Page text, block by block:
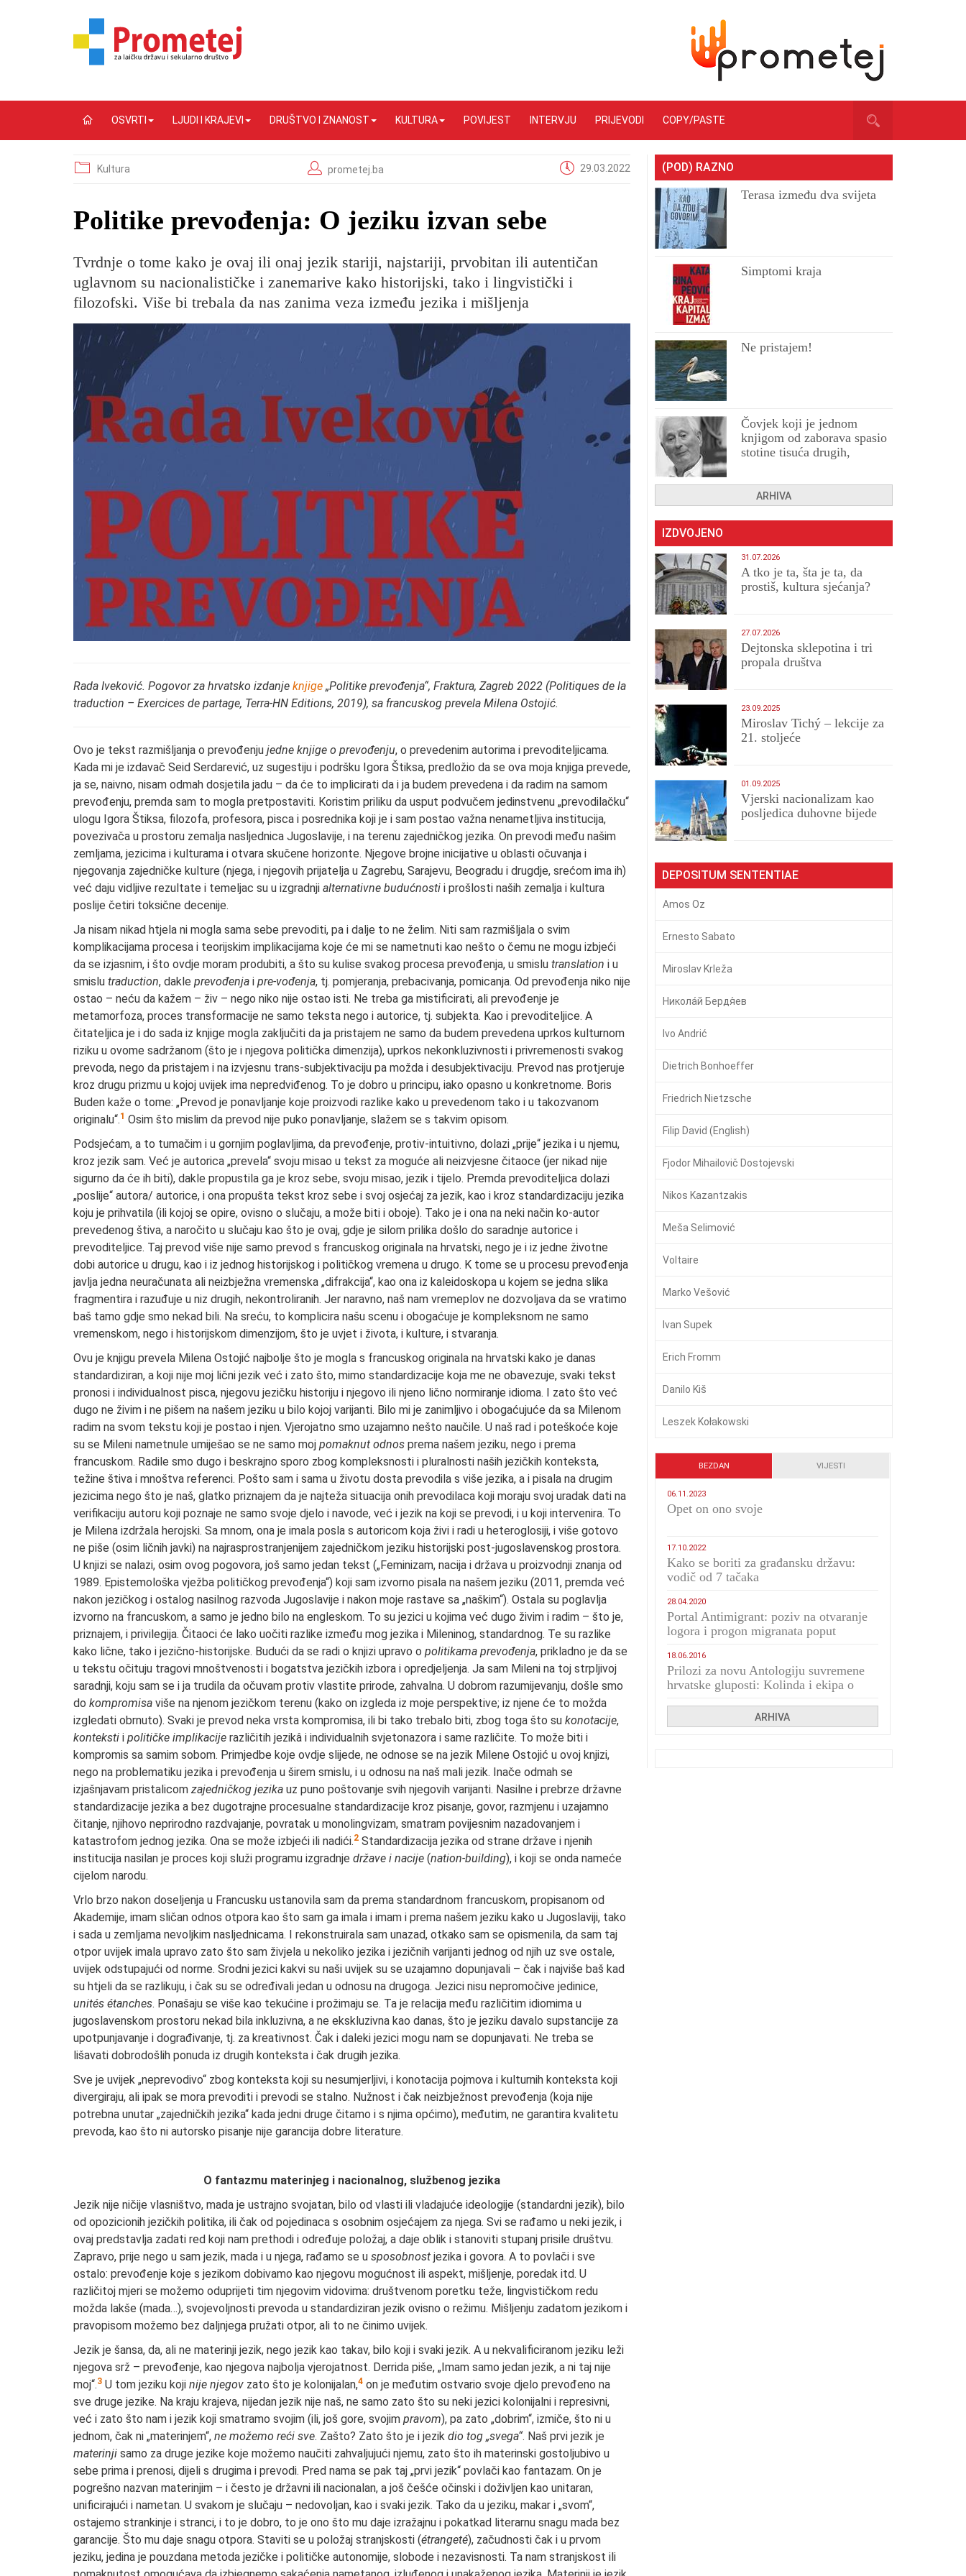
OSVRTI LJUDI I KRAJEVI DRUŠTVO I ZNANOST KULTURA POVIJEST INTERVJU PRIJEVODI COPY/PASTE
Kultura prometej.ba 29.03.2022
​Politike prevođenja: O jeziku izvan sebe
Tvrdnje o tome kako je ovaj ili onaj jezik stariji, najstariji, prvobitan ili autentičan
uglavnom su nacionalističke i zanemarive kako historijski, tako i lingvistički i
filozofski. Više bi trebala da nas zanima veza između jezika i mišljenja
Rada Iveković. Pogovor za hrvatsko izdanje knjige „Politike prevođenja“, Fraktura, Zagreb 2022 (Politiques de la
traduction – Exercices de partage, Terra-HN Editions, 2019), sa francuskog prevela Milena Ostojić.
Ovo je tekst razmišljanja o prevođenju jedne knjige o prevođenju, o prevedenim autorima i prevoditeljicama.
Kada mi je izdavač Seid Serdarević, uz sugestiju i podršku Igora Štiksa, predložio da se ova moja knjiga prevede,
ja se, naivno, nisam odmah dosjetila jadu – da će to implicirati da i ja budem prevedena i da radim na samom
prevođenju, premda sam to mogla pretpostaviti. Koristim priliku da usput podvučem jedinstvenu „prevodilačku“
ulogu Igora Štiksa, filozofa, profesora, pisca i posrednika koji je i sam postao važna nenametljiva institucija,
povezivača u prostoru zemalja nasljednica Jugoslavije, i na terenu zajedničkog jezika. On prevodi među našim
zemljama, jezicima i kulturama i otvara skučene horizonte. Njegove brojne inicijative u oblasti očuvanja i
njegovanja zajedničke kulture (njega, i njegovih prijatelja u Zagrebu, Sarajevu, Beogradu i drugdje, srećom ima ih)
već daju vidljive rezultate i temeljac su u izgradnji alternativne budućnosti i prošlosti naših zemalja i kultura
poslije četiri toksične decenije.
Ja nisam nikad htjela ni mogla sama sebe prevoditi, pa i dalje to ne želim. Niti sam razmišljala o svim
komplikacijama procesa i teorijskim implikacijama koje će mi se nametnuti kao nešto o čemu ne mogu izbjeći
da se izjasnim, i što ovdje moram produbiti, a što su kulise svakog procesa prevođenja, u smislu translation i u
smislu traduction, dakle prevođenja i pre-vođenja, tj. pomjeranja, prebacivanja, pomicanja. Od prevođenja niko nije
ostao – neću da kažem – živ – nego niko nije ostao isti. Ne treba ga mistificirati, ali prevođenje je
metamorfoza, proces transformacije ne samo teksta nego i autorice, tj. subjekta. Kao i prevoditeljice. A
čitateljica je i do sada iz knjige mogla zaključiti da ja pristajem ne samo da budem prevedena uprkos kulturnom
riziku u ovome sadržanom (što je i njegova politička dimenzija), uprkos nekonkluzivnosti i privremenosti svakog
prevoda, nego da pristajem i na izvjesnu trans-subjektivaciju pa možda i desubjektivaciju. Prevod nas protjeruje
kroz drugu prizmu u kojoj uvijek ima nepredviđenog. To je dobro u principu, iako opasno u konkretnome. Boris
Buden kaže o tome: „Prevod je ponavljanje koje proizvodi razlike kako u prevedenom tako i u takozvanom
originalu“.1 Osim što mislim da prevod nije puko ponavljanje, slažem se s takvim opisom.
Podsjećam, a to tumačim i u gornjim poglavljima, da prevođenje, protiv-intuitivno, dolazi „prije“ jezika i u njemu,
kroz jezik sam. Već je autorica „prevela“ svoju misao u tekst za moguće ali neizvjesne čitaoce (jer nikad nije
sigurno da će ih biti), dakle propustila ga je kroz sebe, svoju misao, jezik i tijelo. Premda prevoditeljica dolazi
„poslije“ autora/ autorice, i ona propušta tekst kroz sebe i svoj osjećaj za jezik, kao i kroz standardizaciju jezika
koju je prihvatila (ili kojoj se opire, ovisno o slučaju, a može biti i oboje). Tako je i ona na neki način ko-autor
prevedenog štiva, a naročito u slučaju kao što je ovaj, gdje je silom prilika došlo do saradnje autorice i
prevoditeljice. Taj prevod više nije samo prevod s francuskog originala na hrvatski, nego je i iz jedne životne
dobi autorice u drugu, kao i iz jednog historijskog i političkog vremena u drugo. K tome se u procesu prevođenja
javlja jedna neuračunata ali neizbježna vremenska „difrakcija“, kao ona iz kaleidoskopa u kojem se jedna slika
fragmentira i razuđuje u niz drugih, nekontroliranih. Jer naravno, naš nam vremeplov ne dozvoljava da se vratimo
baš tamo gdje smo nekad bili. Na sreću, to komplicira našu scenu i obogaćuje je kompleksnom ne samo
vremenskom, nego i historijskom dimenzijom, što je uvjet i života, i kulture, i stvaranja.
Ovu je knjigu prevela Milena Ostojić najbolje što je mogla s francuskog originala na hrvatski kako je danas
standardiziran, a koji nije moj lični jezik već i zato što, mimo standardizacije koja me ne obavezuje, svaki tekst
pronosi i individualnost pisca, njegovu jezičku historiju i njegovo ili njeno lično normiranje idioma. I zato što već
dugo ne živim i ne pišem na našem jeziku u bilo kojoj varijanti. Bilo mi je zanimljivo i obogaćujuće da sa Milenom
radim na svom tekstu koji je postao i njen. Vjerojatno smo uzajamno nešto naučile. U naš rad i poteškoće koje
su se Mileni nametnule umiješao se ne samo moj pomaknut odnos prema našem jeziku, nego i prema
francuskom. Radile smo dugo i beskrajno sporo zbog kompleksnosti i pluralnosti naših jezičkih konteksta,
težine štiva i mnoštva referenci. Pošto sam i sama u životu dosta prevodila s više jezika, a i pisala na drugim
jezicima nego što je naš, glatko priznajem da je najteža situacija onih prevodilaca koji moraju svoj uradak dati na
verifikaciju autoru koji poznaje ne samo svoje djelo i navode, već i jezik na koji se prevodi, i u koji intervenira. To
je Milena izdržala herojski. Sa mnom, ona je imala posla s autoricom koja živi i radi u heteroglosiji, i više gotovo
ne piše (osim ličnih javki) na najrasprostranjenijem zajedničkom jeziku historijski post-jugoslavenskog prostora.
U knjizi se nalazi, osim ovog pogovora, još samo jedan tekst („Feminizam, nacija i država u proizvodnji znanja od
1989. Epistemološka vježba političkog prevođenja“) koji sam izvorno pisala na našem jeziku (2011, premda već
nakon jezičkog i ostalog nasilnog razvoda Jugoslavije i nakon moje rastave sa „naškim“). Ostala su poglavlja
izvorno na francuskom, a samo je jedno bilo na engleskom. To su jezici u kojima već dugo živim i radim – što je,
priznajem, i privilegija. Čitaoci će lako uočiti razlike između mog jezika i Mileninog, standardnog. Te su razlike
kako lične, tako i jezično-historijske. Budući da se radi o knjizi upravo o politikama prevođenja, prikladno je da se
u tekstu očituju tragovi mnoštvenosti i bogatstva jezičkih izbora i opredjeljenja. Ja sam Mileni na toj strpljivoj
saradnji, koju sam se i ja trudila da očuvam protiv vlastite prirode, zahvalna. U dobrom razumijevanju, došle smo
do kompromisa više na njenom jezičkom terenu (kako on izgleda iz moje perspektive; iz njene će to možda
izgledati obrnuto). Svaki je prevod neka vrsta kompromisa, ili bi tako trebalo biti, zbog toga što su konotacije,
konteksti i političke implikacije različitih jezikâ i individualnih svjetonazora i same različite. To može biti i
kompromis sa samim sobom. Primjedbe koje ovdje slijede, ne odnose se na jezik Milene Ostojić u ovoj knjizi,
nego na problematiku jezika i prevođenja u širem smislu, i u odnosu na naš mali jezik. Inače odmah se
izjašnjavam pristalicom zajedničkog jezika uz puno poštovanje svih njegovih varijanti. Nasilne i prebrze državne
standardizacije jezika a bez dugotrajne procesualne standardizacije kroz pisanje, govor, razmjenu i uzajamno
čitanje, njihovo neprirodno razdvajanje, povratak u monolingvizam, smatram povijesnim nazadovanjem i
katastrofom jednog jezika. Ona se može izbjeći ili nadići.2 Standardizacija jezika od strane države i njenih
institucija nasilan je proces koji služi programu izgradnje države i nacije (nation-building), i koji se onda nameće
cijelom narodu.
Vrlo brzo nakon doseljenja u Francusku ustanovila sam da prema standardnom francuskom, propisanom od
Akademije, imam sličan odnos otpora kao što sam ga imala i imam i prema našem jeziku kako u Jugoslaviji, tako
i sada u zemljama nevoljkim nasljednicama. I rekonstruirala sam unazad, otkako sam se opismenila, da sam taj
otpor uvijek imala upravo zato što sam živjela u nekoliko jezika i jezičnih varijanti jednog od njih uz sve ostale,
uvijek odstupajući od norme. Srodni jezici kakvi su naši uvijek su se uzajamno dopunjavali – čak i najviše baš kad
su htjeli da se razlikuju, i čak su se određivali jedan u odnosu na drugoga. Jezici nisu nepromočive jedinice,
unités étanches. Ponašaju se više kao tekućine i prožimaju se. Ta je relacija među različitim idiomima u
jugoslavenskom prostoru nekad bila inkluzivna, a ne ekskluzivna kao danas, što je jeziku davalo supstancije za
upotpunjavanje i dograđivanje, tj. za kreativnost. Čak i daleki jezici mogu nam se dopunjavati. Ne treba se
lišavati dobrodošlih ponuda iz drugih konteksta i čak drugih jezika.
Sve je uvijek „neprevodivo“ zbog konteksta koji su nesumjerljivi, i konotacija pojmova i kulturnih konteksta koji
divergiraju, ali ipak se mora prevoditi i prevodi se stalno. Nužnost i čak neizbježnost prevođenja (koja nije
potrebna unutar „zajedničkih jezika“ kada jedni druge čitamo i s njima općimo), međutim, ne garantira kvalitetu
prevoda, kao što ni autorsko pisanje nije garancija dobre literature.
O fantazmu materinjeg i nacionalnog, službenog jezika
Jezik nije ničije vlasništvo, mada je ustrajno svojatan, bilo od vlasti ili vladajuće ideologije (standardni jezik), bilo
od opozicionih jezičkih politika, ili čak od pojedinaca s osobnim osjećajem za njega. Svi se rađamo u neki jezik, i
ovaj predstavlja zadati red koji nam prethodi i određuje položaj, a daje oblik i stanoviti stupanj prisile društvu.
Zapravo, prije nego u sam jezik, mada i u njega, rađamo se u sposobnost jezika i govora. A to povlači i sve
ostalo: prevođenje koje s jezikom dobivamo kao njegovu mogućnost ili aspekt, mišljenje, poredak itd. U
različitoj mjeri se možemo oduprijeti tim njegovim vidovima: društvenom poretku teže, lingvističkom redu
možda lakše (mada…), svojevoljnosti prevoda u standardiziran jezik ovisno o režimu. Mišljenju zadatom jezikom i
pravopisom možemo bez daljnjega pružati otpor, ali to ne činimo uvijek.
Jezik je šansa, da, ali ne materinji jezik, nego jezik kao takav, bilo koji i svaki jezik. A u nekvalificiranom jeziku leži
njegova srž – prevođenje, kao njegova najbolja vjerojatnost. Derrida piše, „Imam samo jedan jezik, a ni taj nije
moj“.3 U tom jeziku koji nije njegov zato što je kolonijalan,4 on je međutim ostvario svoje djelo prevođeno na
sve druge jezike. Na kraju krajeva, nijedan jezik nije naš, ne samo zato što su neki jezici kolonijalni i represivni,
već i zato što nam i jezik koji smatramo svojim (ili, još gore, svojim pravom), pa zato „dobrim“, izmiče, što ni u
jednom, čak ni „materinjem“, ne možemo reći sve. Zašto? Zato što je i jezik dio tog „svega“. Naš prvi jezik je
materinji samo za druge jezike koje možemo naučiti zahvaljujući njemu, zato što ih materinski gostoljubivo u
sebe prima i prenosi, dijeli s drugima i prevodi. Pred nama se pak taj „prvi jezik“ povlači kao fantazam. On je
pogrešno nazvan materinjim – i često je državni ili nacionalan, a još češće očinski i doživljen kao unitaran,
unificirajući i nametan. U svakom je slučaju – nedovoljan, kao i svaki jezik. Tako da u jeziku, makar i „svom“,
ostajemo strankinje i stranci, i to je dobro, to je ono što mu daje izražajnu i pokatkad literarnu snagu mada bez
garancije. Što mu daje snagu otpora. Staviti se u položaj stranjskosti (étrangeté), začudnosti čak i u prvom
jeziku, jedina je pouzdana metoda jezičke i političke autonomije, slobode i nezavisnosti. Ta nam stranjskost ili
(POD) RAZNO
Terasa između dva svijeta
Simptomi kraja
Ne pristajem!
Čovjek koji je jednom
knjigom od zaborava spasio
stotine tisuća drugih,
ARHIVA
IZDVOJENO
31.07.2026
A tko je ta, šta je ta, da
prostiš, kultura sjećanja?
27.07.2026
Dejtonska sklepotina i tri
propala društva
23.09.2025
Miroslav Tichý – lekcije za
21. stoljeće
01.09.2025
​Vjerski nacionalizam kao
posljedica duhovne bijede
DEPOSITUM SENTENTIAE
Amos Oz
Ernesto Sabato
Miroslav Krleža
Никола́й Бердя́ев
Ivo Andrić
Dietrich Bonhoeffer
Friedrich Nietzsche
Filip David (English)
Fjodor Mihailovič Dostojevski
Nikos Kazantzakis
Meša Selimović
Voltaire
Marko Vešović
Ivan Supek
Erich Fromm
Danilo Kiš
Leszek Kołakowski
BEZDAN VIJESTI
06.11.2023
​Opet on ono svoje
17.10.2022
Kako se boriti za građansku državu:
vodič od 7 tačaka
28.04.2020
Portal Antimigrant: poziv na otvaranje
logora i progon migranata poput
18.06.2016
Prilozi za novu Antologiju suvremene
hrvatske gluposti: Kolinda i ekipa o
ARHIVA